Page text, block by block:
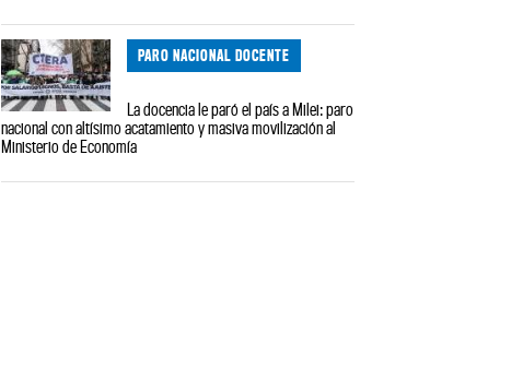
PARO NACIONAL DOCENTE
La docencia le paró el país a Milei: paro
nacional con altísimo acatamiento y masiva movilización al
Ministerio de Economía